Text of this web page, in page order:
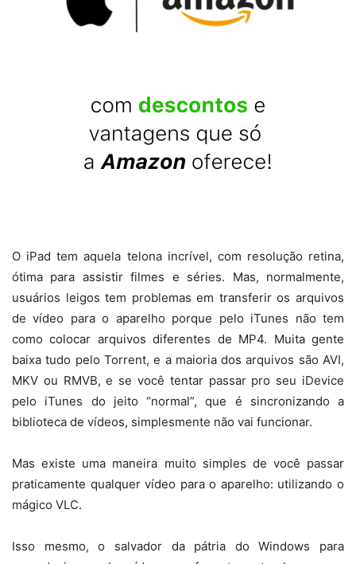
O iPad tem aquela telona incrível, com resolução retina,
ótima para assistir filmes e séries. Mas, normalmente,
usuários leigos tem problemas em transferir os arquivos
de vídeo para o aparelho porque pelo iTunes não tem
como colocar arquivos diferentes de MP4. Muita gente
baixa tudo pelo Torrent, e a maioria dos arquivos são AVI,
MKV ou RMVB, e se você tentar passar pro seu iDevice
pelo iTunes do jeito “normal”, que é sincronizando a
biblioteca de vídeos, simplesmente não vai funcionar.
Mas existe uma maneira muito simples de você passar
praticamente qualquer vídeo para o aparelho: utilizando o
mágico VLC.
Isso mesmo, o salvador da pátria do Windows para